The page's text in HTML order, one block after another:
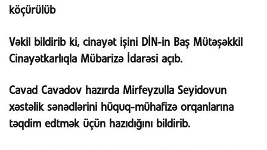
köçürülüb
Vəkil bildirib ki, cinayət işini DİN-in Baş Mütəşəkkil
Cinayətkarlıqla Mübarizə İdarəsi açıb.
Cavad Cavadov hazırda Mirfeyzulla Seyidovun
xəstəlik sənədlərini hüquq-mühafizə orqanlarına
təqdim edtmək üçün hazıdığını bildirib.